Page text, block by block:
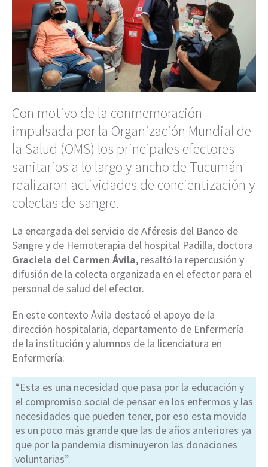
Con motivo de la conmemoración
impulsada por la Organización Mundial de
la Salud (OMS) los principales efectores
sanitarios a lo largo y ancho de Tucumán
realizaron actividades de concientización y
colectas de sangre.
La encargada del servicio de Aféresis del Banco de
Sangre y de Hemoterapia del hospital Padilla, doctora
Graciela del Carmen Ávila, resaltó la repercusión y
difusión de la colecta organizada en el efector para el
personal de salud del efector.
En este contexto Ávila destacó el apoyo de la
dirección hospitalaria, departamento de Enfermería
de la institución y alumnos de la licenciatura en
Enfermería:
“Esta es una necesidad que pasa por la educación y
el compromiso social de pensar en los enfermos y las
necesidades que pueden tener, por eso esta movida
es un poco más grande que las de años anteriores ya
que por la pandemia disminuyeron las donaciones
voluntarias”.